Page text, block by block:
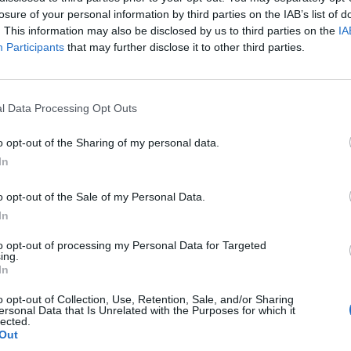
of your personal information by third parties on the IAB’s list of
This information may also be disclosed by us to third parties on the
Participants that may further disclose it to other third parties.
Data Processing Opt Outs
opt-out of the Sharing of my personal data.
opt-out of the Sale of my Personal Data.
opt-out of processing my Personal Data for Targeted
opt-out of Collection, Use, Retention, Sale, and/or Sharing
Data that Is Unrelated with the Purposes for which it
premio Oscar Jamie Lee Curtis,Justin
solo alcuni dei nomi coinvolti nella
Il Tempo è su WhatsApp:
restare sempre